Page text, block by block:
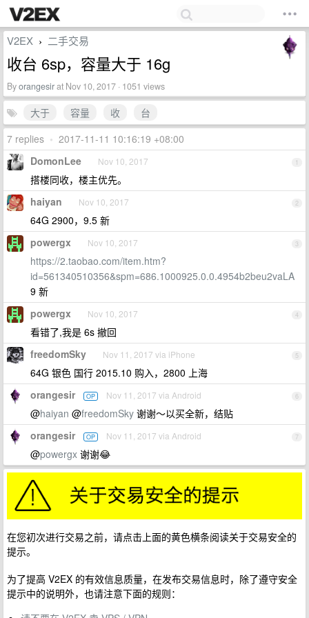
V2EX › 二手交易
收台 6sp，容量大于 16g
Byorangesirat Nov 10, 2017 · 1051 views
大于 容量 收
台
7 replies • 2017-11-11 10:16:19 +08:00
1
DomonLee Nov 10, 2017
搭楼同收，楼主优先。
2
haiyan Nov 10, 2017
64G 2900，9.5 新
3
powergx Nov 10, 2017
https://2.taobao.com/item.htm?
id=561340510356&spm=686.1000925.0.0.4954b2beu2vaLA
9 新
4
powergx Nov 10, 2017
看错了,我是 6s 撤回
5
freedomSky Nov 11, 2017 via iPhone
64G 银色 国行 2015.10 购入，2800 上海
6
orangesir OP Nov 11, 2017 via Android
@haiyan @freedomSky 谢谢～以买全新，结贴
7
orangesir OP Nov 11, 2017 via Android
@powergx 谢谢😂
在您初次进行交易之前，请点击上面的黄色横条阅读关于交易安全的
提示。
为了提高 V2EX 的有效信息质量，在发布交易信息时，除了遵守安全
提示中的说明外，也请注意下面的规则：